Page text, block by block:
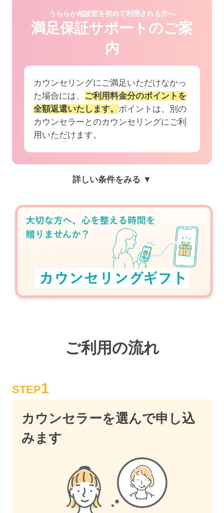
うららか相談室を初めて利用される方へ
満足保証サポートのご案
内
カウンセリングにご満足いただけなかっ
た場合には、
ご利用料金分のポイントを
全額返還いたします。 ポイントは、別の
カウンセラーとのカウンセリングにご利
用いただけます。
詳しい条件をみる ▼
ご利用の流れ
STEP1
カウンセラーを選んで申し込
みます